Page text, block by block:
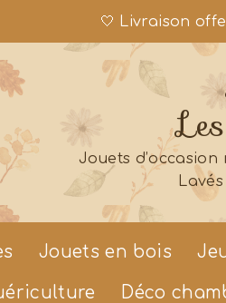
🤍 Livraison
Jouets d’occasion
Jouets en bois
Déco